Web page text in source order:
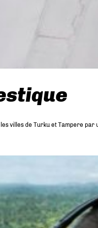
villes de Turku et Tampere